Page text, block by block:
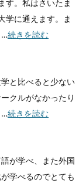
す。私はさいたま
学に通えます。ま
…続きを読む
と比べると少ない
クルがなかったり
…続きを読む
が学べ、また外国
学べるのでとても